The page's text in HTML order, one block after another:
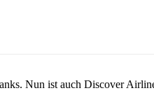
Nun ist auch Discover